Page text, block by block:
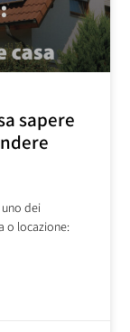
sapere
dei
o locazione: